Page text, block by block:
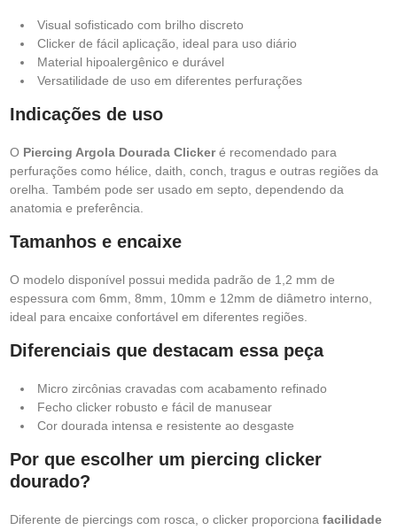
Visual sofisticado com brilho discreto
Clicker de fácil aplicação, ideal para uso diário
Material hipoalergênico e durável
Versatilidade de uso em diferentes perfurações
Indicações de uso
O Piercing Argola Dourada Clickeré recomendado para
perfurações como hélice, daith, conch, tragus e outras regiões da
orelha. Também pode ser usado em septo, dependendo da
anatomia e preferência.
Tamanhos e encaixe
O modelo disponível possui medida padrão de 1,2 mm de
espessura com 6mm, 8mm, 10mm e 12mm de diâmetro interno,
ideal para encaixe confortável em diferentes regiões.
Diferenciais que destacam essa peça
Micro zircônias cravadas com acabamento refinado
Fecho clicker robusto e fácil de manusear
Cor dourada intensa e resistente ao desgaste
Por que escolher um piercing clicker
dourado?
Diferente de piercings com rosca, o clicker proporciona facilidade